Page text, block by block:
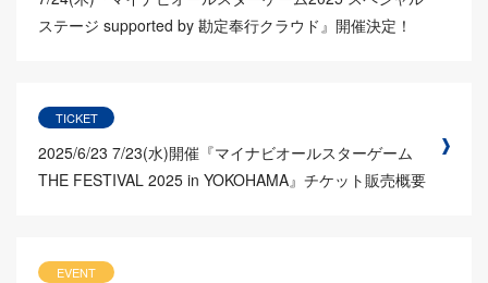
ステージ supported by 勘定奉行クラウド』開催決定！
TICKET
2025/6/23 7/23(水)開催『マイナビオールスターゲーム
THE FESTIVAL 2025 in YOKOHAMA』チケット販売概要
EVENT